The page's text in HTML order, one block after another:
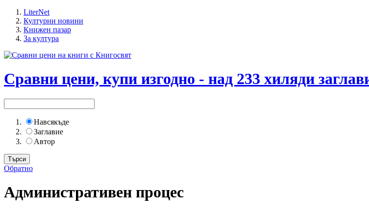
LiterNet
Културни новини
Книжен пазар
За култура
Сравни цени, купи изгодно - над 233 хиляди
Навсякъде
Заглавие
Автор
Обратно
Административен процес